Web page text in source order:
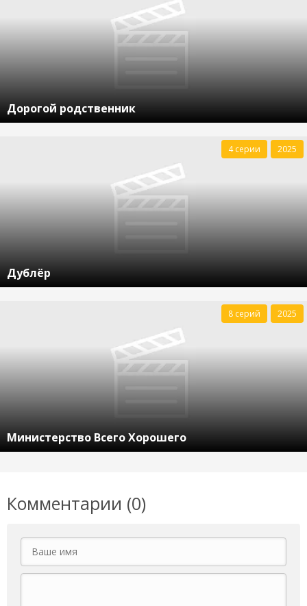
Дорогой родственник
Дублёр
4 серии 2025
Министерство Всего Хорошего
8 серий 2025
Комментарии (0)